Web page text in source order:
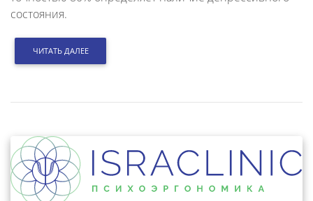
состояния.
ЧИТАТЬ ДАЛЕЕ